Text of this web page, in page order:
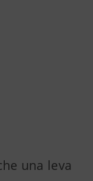
una leva